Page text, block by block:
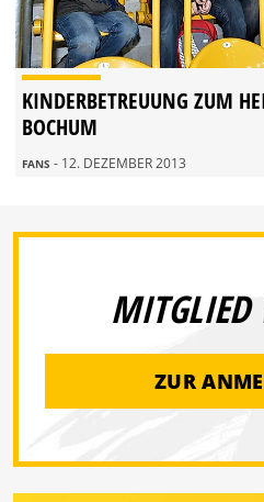
KINDERBETREUUNG ZUM
BOCHUM
FANS - 12. DEZEMBER 2013
MITGLIED
ZUR